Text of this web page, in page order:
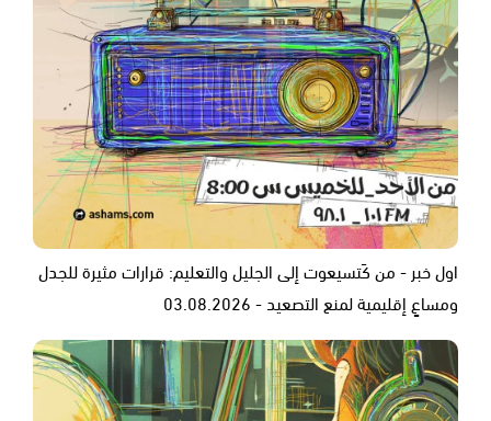
اول خبر - من كَتسيعوت إلى الجليل والتعليم: قرارات مثيرة للجدل
ومساعٍ إقليمية لمنع التصعيد - 03.08.2026